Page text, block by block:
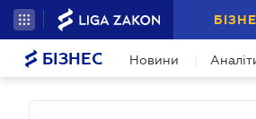
БІЗНЕС Новини